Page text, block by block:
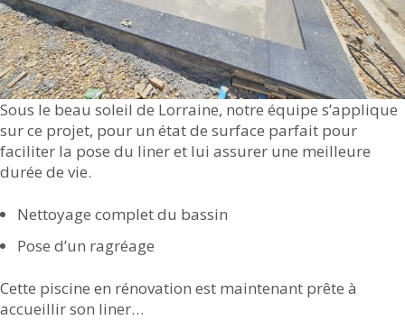
Sous le beau soleil de Lorraine, notre équipe s’applique
sur ce projet, pour un état de surface parfait pour
faciliter la pose du liner et lui assurer une meilleure
durée de vie.
Nettoyage complet du bassin
Pose d’un ragréage
Cette piscine en rénovation est maintenant prête à
accueillir son liner…